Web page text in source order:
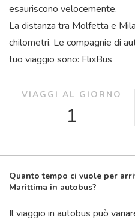
esauriscono velocemente.
La distanza tra Molfetta e
chilometri. Le compagnie di
tuo viaggio sono: FlixBus
VIAGGI AL GIORNO
1
Quanto tempo ci vuole per
Marittima in autobus?
Il viaggio in autobus può